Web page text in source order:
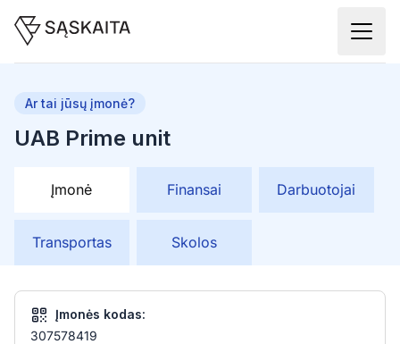
UAB Prime unit
Ar tai jūsų įmonė?
Įmonė Finansai Darbuotojai
Transportas Skolos
Įmonės kodas:
307578419